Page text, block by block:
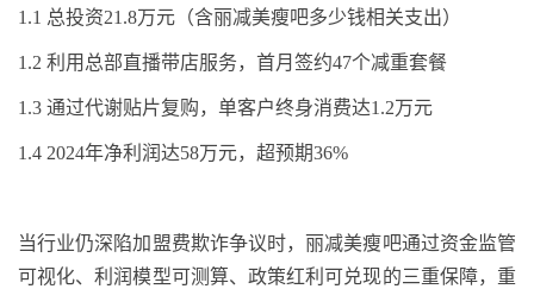
1.1 总投资21.8万元（含丽减美瘦吧多少钱相关支出）
1.2 利用总部直播带店服务，首月签约47个减重套餐
1.3 通过代谢贴片复购，单客户终身消费达1.2万元
1.4 2024年净利润达58万元，超预期36%
当行业仍深陷加盟费欺诈争议时，丽减美瘦吧通过资金监管
可视化、利润模型可测算、政策红利可兑现的三重保障，重